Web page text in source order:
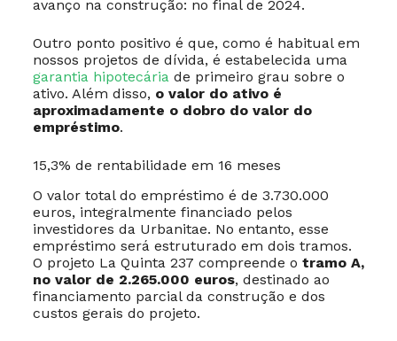
avanço na construção: no final de 2024.
Outro ponto positivo é que, como é habitual em
nossos projetos de dívida, é estabelecida uma
garantia hipotecária de primeiro grau sobre o
ativo. Além disso, o valor do ativo é
aproximadamente o dobro do valor do
empréstimo.
15,3% de rentabilidade em 16 meses
O valor total do empréstimo é de 3.730.000
euros, integralmente financiado pelos
investidores da Urbanitae. No entanto, esse
empréstimo será estruturado em dois tramos.
O projeto La Quinta 237 compreende o tramo A,
no valor de 2.265.000 euros, destinado ao
financiamento parcial da construção e dos
custos gerais do projeto.